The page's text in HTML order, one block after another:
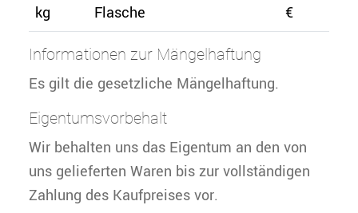
kg
Flasche
€
Informationen zur Mängelhaftung
Es gilt die gesetzliche Mängelhaftung.
Eigentumsvorbehalt
Wir behalten uns das Eigentum an den von
uns gelieferten Waren bis zur vollständigen
Zahlung des Kaufpreises vor.